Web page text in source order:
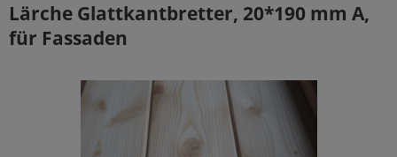
Lärche Glattkantbretter, 20*190 mm A,
für Fassaden